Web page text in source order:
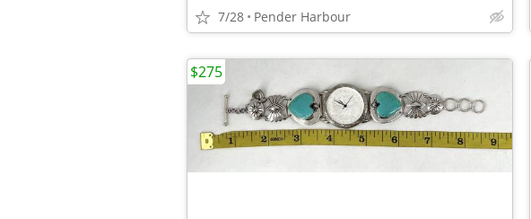
7/28 Pender Harbour
$275